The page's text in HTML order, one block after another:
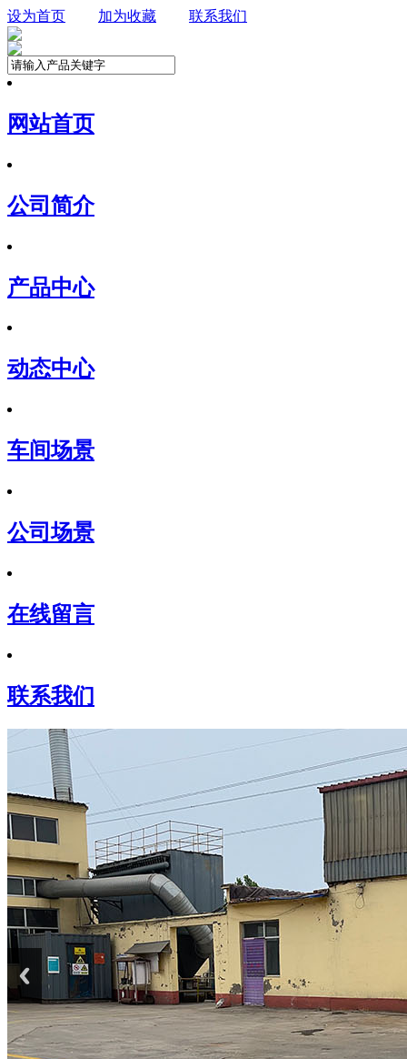
设为首页 加为收藏 联系我们
网站首页
公司简介
产品中心
动态中心
车间场景
公司场景
在线留言
联系我们